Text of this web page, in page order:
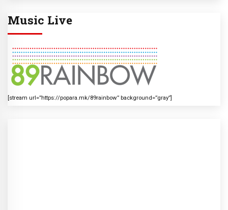
Music Live
[stream url=”https://popara.mk/89rainbow” background=”gray”]